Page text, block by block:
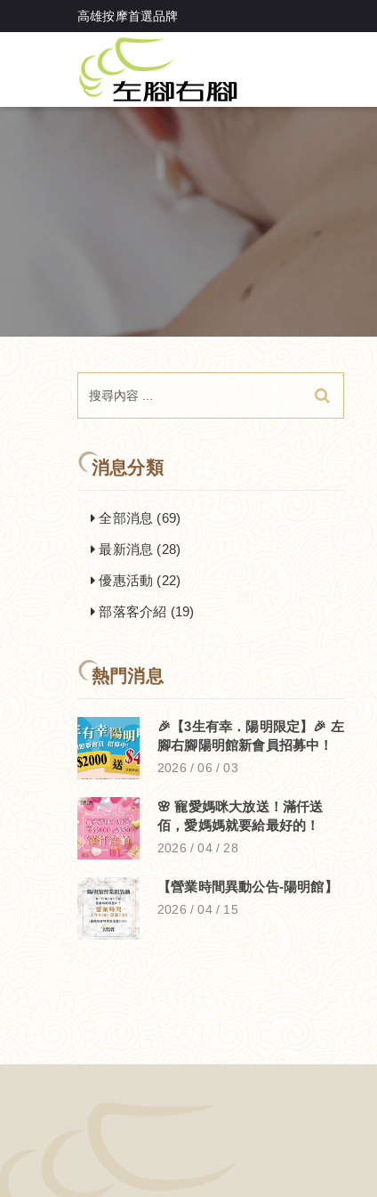
<!-- Google Tag Manager (noscript) --> <noscript><iframe
</noscript> <!-- End Google Tag Manager (noscript) -->
高雄按摩首選品牌
消息分類
全部消息 (69)
最新消息 (28)
優惠活動 (22)
部落客介紹 (19)
熱門消息
🎉【3生有幸．陽明限定】🎉 左
腳右腳陽明館新會員招募中！
2026 / 06 / 03
🌸 寵愛媽咪大放送！滿仟送
佰，愛媽媽就要給最好的！
2026 / 04 / 28
【營業時間異動公告-陽明館】
2026 / 04 / 15